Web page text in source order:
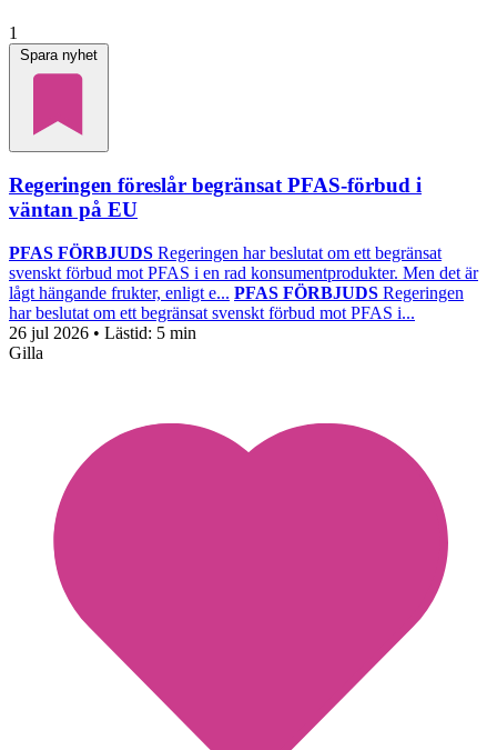
1
Spara nyhet
Regeringen föreslår begränsat PFAS-förbud i
väntan på EU
PFAS FÖRBJUDS Regeringen har beslutat om ett begränsat
svenskt förbud mot PFAS i en rad konsumentprodukter. Men det är
lågt hängande frukter, enligt e... PFAS FÖRBJUDS Regeringen
har beslutat om ett begränsat svenskt förbud mot PFAS i...
26 jul 2026 • Lästid: 5 min
Gilla